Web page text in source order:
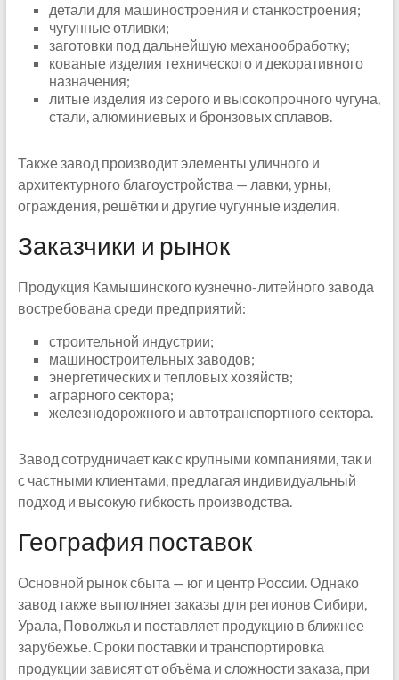
детали для машиностроения и станкостроения;
чугунные отливки;
заготовки под дальнейшую механообработку;
кованые изделия технического и декоративного
назначения;
литые изделия из серого и высокопрочного чугуна,
стали, алюминиевых и бронзовых сплавов.
Также завод производит элементы уличного и
архитектурного благоустройства — лавки, урны,
ограждения, решётки и другие чугунные изделия.
Заказчики и рынок
Продукция Камышинского кузнечно-литейного завода
востребована среди предприятий:
строительной индустрии;
машиностроительных заводов;
энергетических и тепловых хозяйств;
аграрного сектора;
железнодорожного и автотранспортного сектора.
Завод сотрудничает как с крупными компаниями, так и
с частными клиентами, предлагая индивидуальный
подход и высокую гибкость производства.
География поставок
Основной рынок сбыта — юг и центр России. Однако
завод также выполняет заказы для регионов Сибири,
Урала, Поволжья и поставляет продукцию в ближнее
зарубежье. Сроки поставки и транспортировка
продукции зависят от объёма и сложности заказа, при